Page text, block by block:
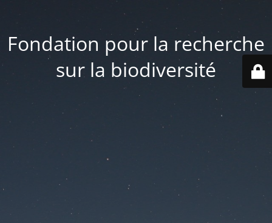
Fondation pour la recherche
sur la biodiversité